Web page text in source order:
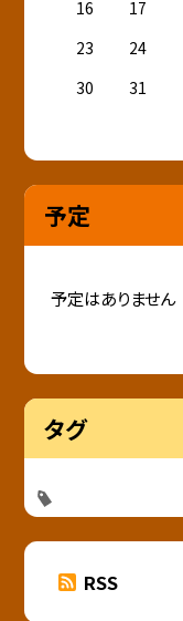
16
17
23
24
30
31
予定
予定はありません
タグ
RSS